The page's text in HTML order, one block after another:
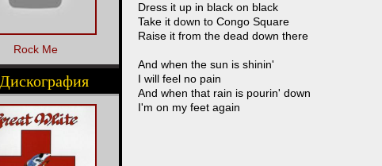
Rock Me
Дискография
Dress it up in black on black
Take it down to Congo Square
Raise it from the dead down there
And when the sun is shinin'
I will feel no pain
And when that rain is pourin' down
I'm on my feet again